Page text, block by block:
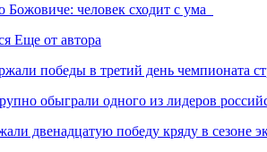
человек сходит с ума
Еще от автора
победы в третий день чемпионата
обыграли одного из лидеров
двенадцатую победу кряду в сезоне